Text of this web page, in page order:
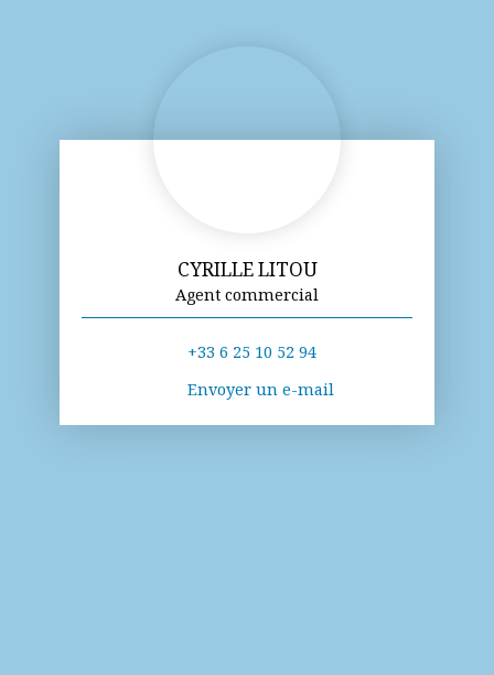
CYRILLE LITOU
Agent commercial
+33 6 25 10 52 94
Envoyer un e-mail